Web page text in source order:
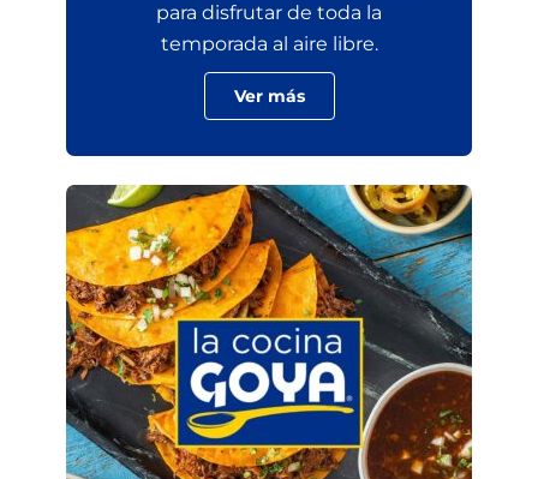
para disfrutar de toda la
temporada al aire libre.
Ver más